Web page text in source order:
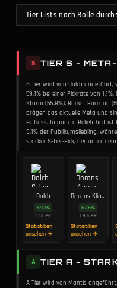
Tier Lists nach Rolle
S TIER S -
S-Tier wird von Dolch
59.1% bei einer Pickrate von
Storm (56.8%), Rocket Raccoon
prägen das aktuelle Meta und
Einfluss. In puncto Beliebtheit ist
3.1% der Publikumsliebling,
starker S-Tier-Pick, der unter
Dolch
59.1%
1.1%PR
Statistiken
ansehen →
Dorans Klinge
57.6%
1.9% PR
Statistiken
ansehen →
A TIER A -
A-Tier wird von Mantis